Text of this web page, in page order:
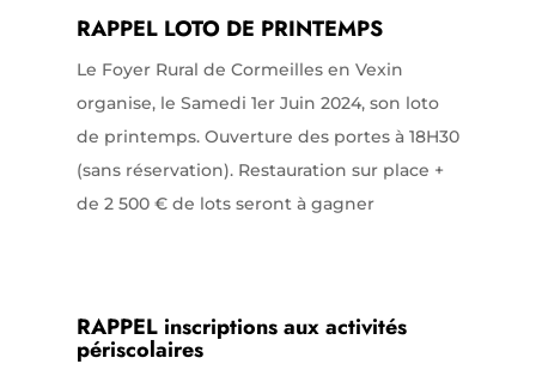
RAPPEL LOTO DE PRINTEMPS
Le Foyer Rural de Cormeilles en Vexin
organise, le Samedi 1er Juin 2024, son loto
de printemps. Ouverture des portes à 18H30
(sans réservation). Restauration sur place +
de 2 500 € de lots seront à gagner
RAPPEL inscriptions aux activités
périscolaires